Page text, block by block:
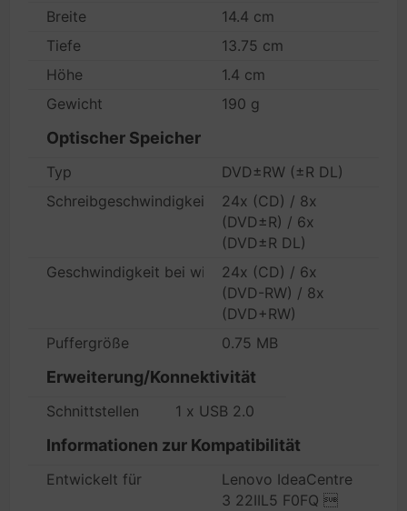
Breite
14.4 cm
Tiefe
13.75 cm
Höhe
1.4 cm
Gewicht
190 g
Optischer Speicher
Typ
DVD±RW (±R DL)
Schreibgeschwindigkeit
24x (CD) / 8x
(DVD±R) / 6x
(DVD±R DL)
Geschwindigkeit bei wiederbeschreibbaren Medien
24x (CD) / 6x
(DVD-RW) / 8x
(DVD+RW)
Puffergröße
0.75 MB
Erweiterung/Konnektivität
Schnittstellen 1 x USB 2.0
Informationen zur Kompatibilität
Entwickelt für
Lenovo IdeaCentre
3 22IIL5 F0FQ 